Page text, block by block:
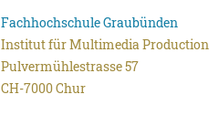
Fachhochschule Graubünden
Institut für Multimedia Production
Pulvermühlestrasse 57
CH-7000 Chur